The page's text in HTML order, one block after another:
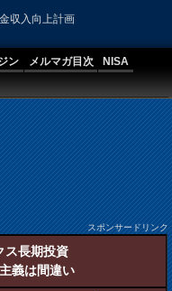
収入向上計画
ン メルマガ目次
NISA
スポンサードリンク
ス長期投資
義は間違い